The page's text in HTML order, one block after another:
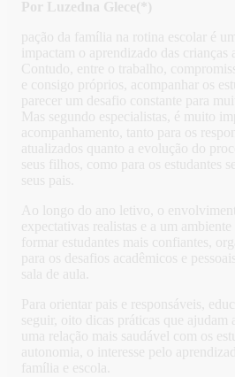
Por Luzedna Glece(*)
pação da família na rotina escolar é
impactam o aprendizado das
Contudo, entre o trabalho,
e consigo próprios, acompanhar os
parecer um desafio constante para
Mas segundo especialistas, é muito
acompanhamento, tanto para os
atualizados quanto a evolução do
seus filhos, como para os estudantes
seus pais.
Ao longo do ano letivo, o
expectativas realistas e a um
formar estudantes mais confiantes,
para os desafios acadêmicos e
sala de aula.
Para orientar pais e responsáveis,
seguir, oito dicas práticas que ajudam
uma relação mais saudável com os
autonomia, o interesse pelo
família e escola.